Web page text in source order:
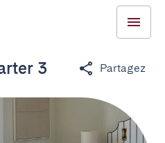
3 Partagez